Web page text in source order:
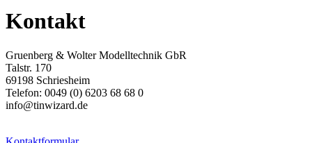
Kontakt
Gruenberg & Wolter Modelltechnik GbR
Talstr. 170
69198 Schriesheim
Telefon: 0049 (0) 6203 68 68 0
info@tinwizard.de